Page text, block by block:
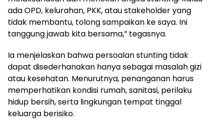
ada OPD, kelurahan, PKK, atau stakeholder yang
tidak membantu, tolong sampaikan ke saya. Ini
tanggung jawab kita bersama,” tegasnya.
Ia menjelaskan bahwa persoalan stunting tidak
dapat disederhanakan hanya sebagai masalah gizi
atau kesehatan. Menurutnya, penanganan harus
memperhatikan kondisi rumah, sanitasi, perilaku
hidup bersih, serta lingkungan tempat tinggal
keluarga berisiko.